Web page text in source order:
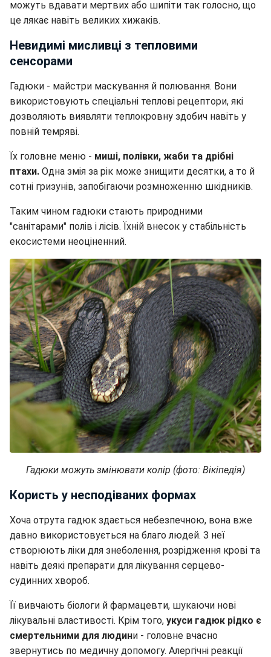
можуть вдавати мертвих або шипіти так голосно, що
це лякає навіть великих хижаків.
Невидимі мисливці з тепловими
сенсорами
Гадюки - майстри маскування й полювання. Вони
використовують спеціальні теплові рецептори, які
дозволяють виявляти теплокровну здобич навіть у
повній темряві.
Їх головне меню - миші, полівки, жаби та дрібні
птахи. Одна змія за рік може знищити десятки, а то й
сотні гризунів, запобігаючи розмноженню шкідників.
Таким чином гадюки стають природними
"санітарами" полів і лісів. Їхній внесок у стабільність
екосистеми неоціненний.
Гадюки можуть змінювати колір (фото: Вікіпедія)
Користь у несподіваних формах
Хоча отрута гадюк здається небезпечною, вона вже
давно використовується на благо людей. З неї
створюють ліки для знеболення, розрідження крові та
навіть деякі препарати для лікування серцево-
судинних хвороб.
Її вивчають біологи й фармацевти, шукаючи нові
лікувальні властивості. Крім того, укуси гадюк рідко є
смертельними для людини - головне вчасно
звернутись по медичну допомогу. Алергічні реакції